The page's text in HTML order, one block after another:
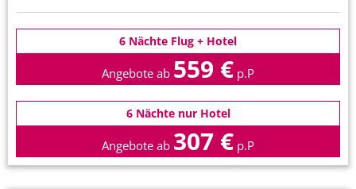
6 Nächte Flug + Hotel
Angebote ab 559 € p.P
6 Nächte nur Hotel
Angebote ab 307 € p.P